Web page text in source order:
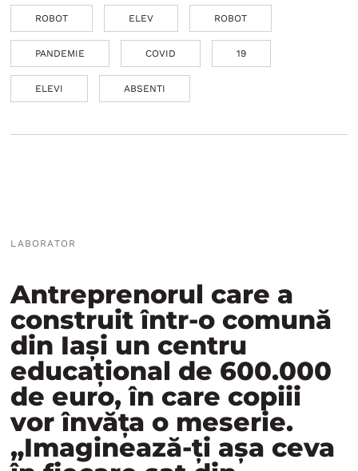
ROBOT ELEV ROBOT
PANDEMIE COVID 19
ELEVI ABSENTI
LABORATOR
Antreprenorul care a
construit într-o comună
din Iași un centru
educațional de 600.000
de euro, în care copiii
vor învăța o meserie.
„Imaginează-ți așa ceva